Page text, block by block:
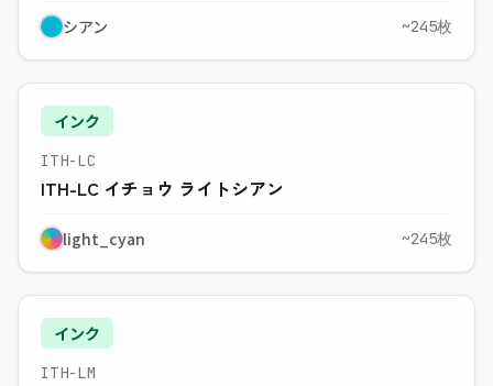
シアン ~245枚
インク
ITH-LC
ITH-LC イチョウ ライトシアン
light_cyan ~245枚
インク
ITH-LM